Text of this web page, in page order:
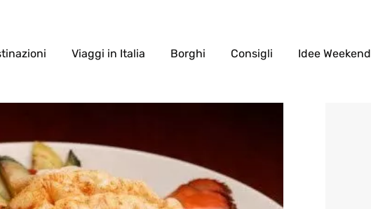
Viaggi in Italia Borghi Consigli Idee Weekend